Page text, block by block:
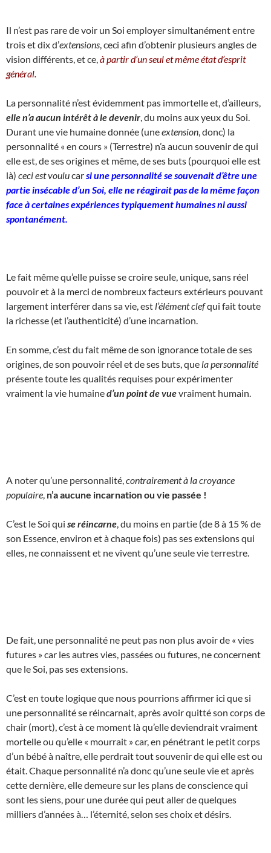
Il n’est pas rare de voir un Soi employer simultanément entre
trois et dix d’extensions , ceci afin d’obtenir plusieurs angles de
vision différents, et ce, à partir d’un seul et même état d’esprit
général.
La personnalité n’est évidemment pas immortelle et, d’ailleurs,
elle n’a aucun intérêt à le devenir , du moins aux yeux du Soi.
Durant une vie humaine donnée (uneextension , donc) la
personnalité « en cours » (Terrestre) n’a aucun souvenir de qui
elle est, de ses origines et même, de ses buts (pourquoi elle est
là) ceci est voulucarsi une personnalité se souvenait d’être une
partie insécable d’un Soi, elle ne réagirait pas de la même façon
face à certaines expériences typiquement humaines ni aussi
spontanément.
Le fait même qu’elle puisse se croire seule, unique, sans réel
pouvoir et à la merci de nombreux facteurs extérieurs pouvant
largement interférer dans sa vie, est l’élément clefqui fait toute
la richesse (et l’authenticité) d’une incarnation.
En somme, c’est du fait même de son ignorance totale de ses
origines, de son pouvoir réel et de ses buts, que la personnalité
présente toute les qualités requises pour expérimenter
vraiment la vie humained’un point de vuevraiment humain.
A noter qu’une personnalité, contrairement à la croyance
populaire n’a aucune incarnation ou vie passée !
C’est le Soi qui se réincarne , du moins en partie (de 8 à 15 % de
son Essence, environ et à chaque fois) pas ses extensions qui
elles, ne connaissent et ne vivent qu’une seule vie terrestre.
De fait, une personnalité ne peut pas non plus avoir de « vies
futures » car les autres vies, passées ou futures, ne concernent
que le Soi, pas ses extensions.
C’est en toute logique que nous pourrions affirmer ici que si
une personnalité se réincarnait, après avoir quitté son corps de
chair (mort), c’est à ce moment là qu’elle deviendrait vraiment
mortelle ou qu’elle « mourrait » car, en pénétrant le petit corps
d’un bébé à naître, elle perdrait tout souvenir de qui elle est ou
était. Chaque personnalité n’a donc qu’une seule vie et après
cette dernière, elle demeure sur les plans de conscience qui
sont les siens, pour une durée qui peut aller de quelques
milliers d’années à… l’éternité, selon ses choix et désirs.